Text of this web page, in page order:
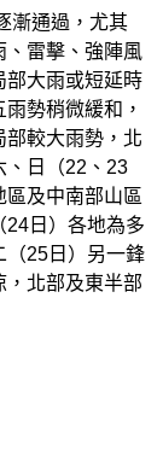
漸通過，尤其
、雷擊、強陣風
部大雨或短延時
勢稍微緩和，
部較大雨勢，北
、日（22、23
區及中南部山區
24日）各地為多
（25日）另一鋒
，北部及東半部